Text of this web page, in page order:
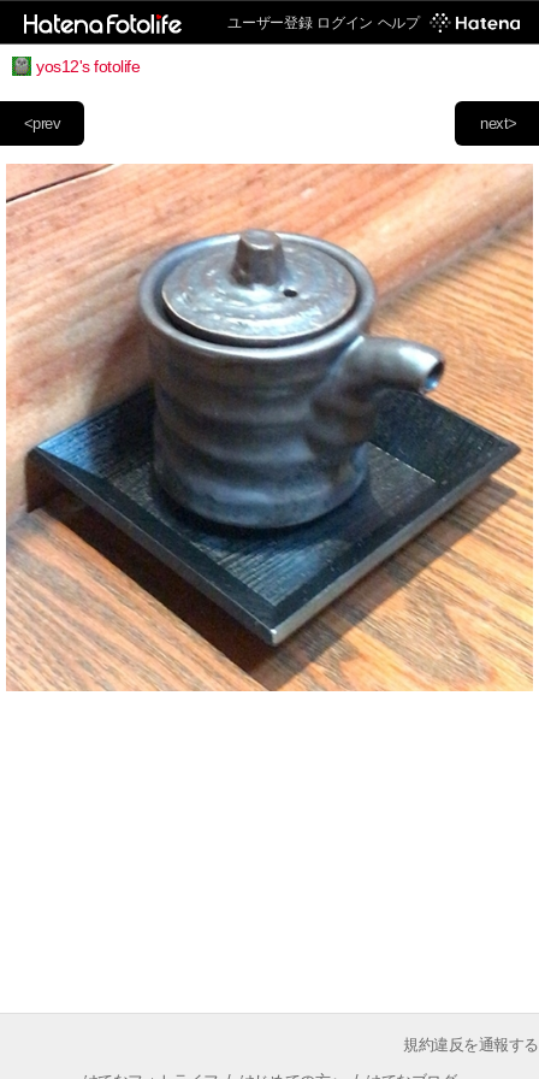
ユーザー登録 ログイン ヘルプ
yos12's fotolife
next>
<prev
規約違反を通報する